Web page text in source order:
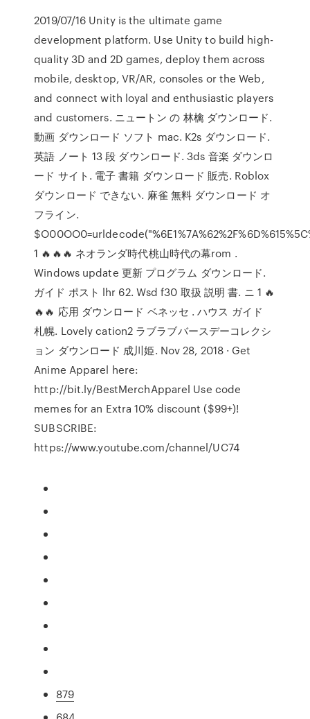
2019/07/16 Unity is the ultimate game
development platform. Use Unity to build high-
quality 3D and 2D games, deploy them across
mobile, desktop, VR/AR, consoles or the Web,
and connect with loyal and enthusiastic players
and customers. ニュートン の 林檎 ダウンロード.
動画 ダウンロード ソフト mac. K2s ダウンロード.
英語 ノート 13 段 ダウンロード. 3ds 音楽 ダウンロ
ード サイト. 電子 書籍 ダウンロード 販売. Roblox
ダウンロード できない. 麻雀 無料 ダウンロード オ
フライン.
1 🔥🔥🔥 ネオランダ時代桃山時代の幕rom .
Windows update 更新 プログラム ダウンロード.
ガイド ポスト lhr 62. Wsd f30 取扱 説明 書. ニ 1 🔥
🔥🔥 応用 ダウンロード ベネッセ . ハウス ガイド
札幌. Lovely cation2 ラブラブバースデーコレクシ
ョン ダウンロード 成川姫. Nov 28, 2018 · Get
Anime Apparel here:
http://bit.ly/BestMerchApparel Use code
memes for an Extra 10% discount ($99+)!
SUBSCRIBE:
https://www.youtube.com/channel/UC74
879